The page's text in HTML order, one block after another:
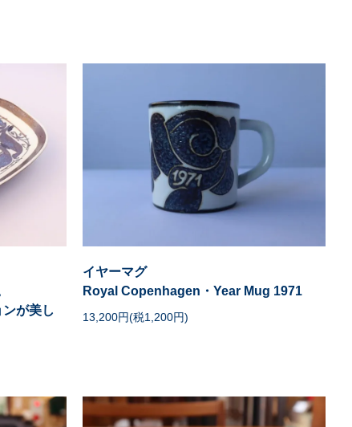
が美し
イヤーマグ
Royal Copenhagen・Year Mug 1971
13,200円(税1,200円)